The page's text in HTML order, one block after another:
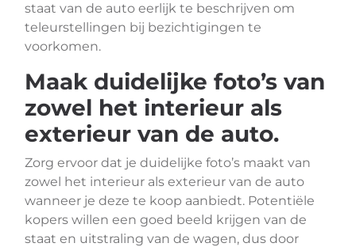
staat van de auto eerlijk te beschrijven om
teleurstellingen bij bezichtigingen te
voorkomen.
Maak duidelijke foto’s van
zowel het interieur als
exterieur van de auto.
Zorg ervoor dat je duidelijke foto’s maakt van
zowel het interieur als exterieur van de auto
wanneer je deze te koop aanbiedt. Potentiële
kopers willen een goed beeld krijgen van de
staat en uitstraling van de wagen, dus door